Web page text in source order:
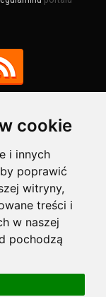
cookie
i innych
poprawić
witryny,
treści i
w naszej
pochodzą
miasta zaczęła
a od XV wieku
w XV wieku